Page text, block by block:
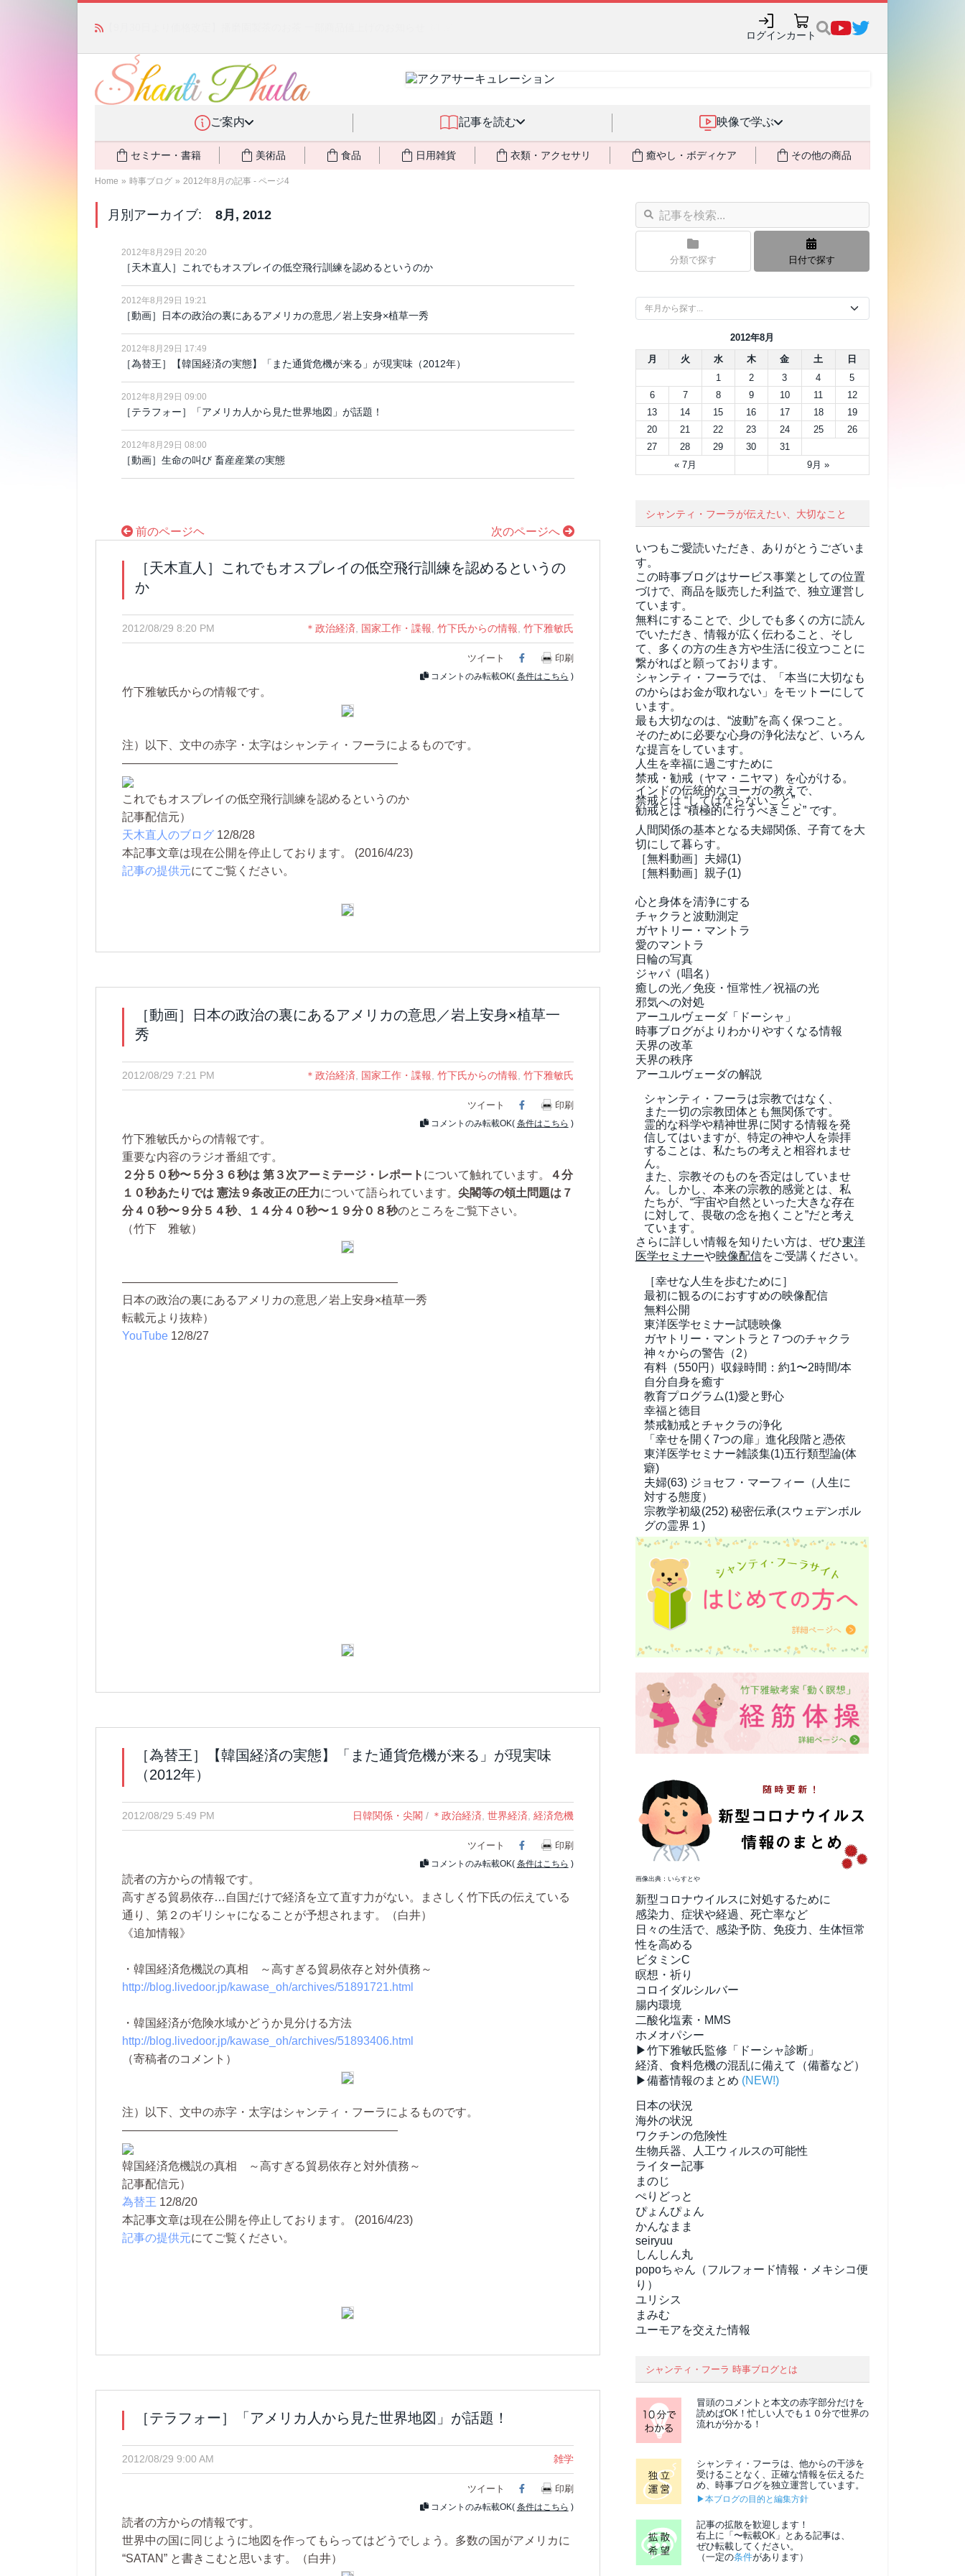
ログインカート
ご案内 記事を読む 映像で学ぶ
セミナー・書籍 美術品 食品 日用雑貨 衣類・アクセサリ 癒やし・ボディケア その他の商品
Home » 時事ブログ » 2012年8月の記事 - ページ4
月別アーカイブ: 8月, 2012
2012年8月29日 20:20
［天木直人］これでもオスプレイの低空飛行訓練を認めるというのか
2012年8月29日 19:21
［動画］日本の政治の裏にあるアメリカの意思／岩上安身×植草一秀
2012年8月29日 17:49
［為替王］【韓国経済の実態】「また通貨危機が来る」が現実味（2012年）
2012年8月29日 09:00
［テラフォー］「アメリカ人から見た世界地図」が話題！
2012年8月29日 08:00
［動画］生命の叫び 畜産産業の実態
前のページヘ 次のページへ
［天木直人］これでもオスプレイの低空飛行訓練を認めるというの
か
2012/08/29 8:20 PM ＊政治経済 国家工作・諜報 竹下氏からの情報 竹下雅敏氏
ツイート Facebook
印刷
コメントのみ転載OK( 条件はこちら )
竹下雅敏氏からの情報です。
注）以下、文中の赤字・太字はシャンティ・フーラによるものです。
————————————————————————
これでもオスプレイの低空飛行訓練を認めるというのか
記事配信元）
天木直人のブログ 12/8/28
本記事文章は現在公開を停止しております。 (2016/4/23)
記事の提供元にてご覧ください。
［動画］日本の政治の裏にあるアメリカの意思／岩上安身×植草一
秀
2012/08/29 7:21 PM ＊政治経済 国家工作・諜報 竹下氏からの情報 竹下雅敏氏
ツイート Facebook
印刷
コメントのみ転載OK( 条件はこちら )
竹下雅敏氏からの情報です。
重要な内容のラジオ番組です。
２分５０秒〜５分３６秒は 第３次アーミテージ・レポート について触れています。
４分
１０秒あたりでは 憲法９条改正の圧力について語られています。 尖閣等の領土問題は７
分４０秒〜９分５４秒、１４分４０秒〜１９分０８秒のところをご覧下さい。
（竹下 雅敏）
————————————————————————
日本の政治の裏にあるアメリカの意思／岩上安身×植草一秀
転載元より抜粋）
YouTube 12/8/27
［為替王］【韓国経済の実態】「また通貨危機が来る」が現実味
（2012年）
2012/08/29 5:49 PM 日韓関係・尖閣 / ＊政治経済, 世界経済, 経済危機
ツイート Facebook
印刷
コメントのみ転載OK( 条件はこちら )
読者の方からの情報です。
高すぎる貿易依存…自国だけで経済を立て直す力がない。まさしく竹下氏の伝えている
通り、第２のギリシャになることが予想されます。（白井）
《追加情報》
・韓国経済危機説の真相 ～高すぎる貿易依存と対外債務～
http://blog.livedoor.jp/kawase_oh/archives/51891721.html
・韓国経済が危険水域かどうか見分ける方法
http://blog.livedoor.jp/kawase_oh/archives/51893406.html
（寄稿者のコメント）
注）以下、文中の赤字・太字はシャンティ・フーラによるものです。
————————————————————————
韓国経済危機説の真相 ～高すぎる貿易依存と対外債務～
記事配信元）
為替王 12/8/20
本記事文章は現在公開を停止しております。 (2016/4/23)
記事の提供元にてご覧ください。
［テラフォー］「アメリカ人から見た世界地図」が話題！
2012/08/29 9:00 AM 雑学
ツイート Facebook
印刷
コメントのみ転載OK( 条件はこちら )
読者の方からの情報です。
世界中の国に同じように地図を作ってもらってはどうでしょう。多数の国がアメリカに
“SATAN” と書きこむと思います。（白井）
分類で探す 日付で探す
2012年8月
月
火 水 木 金 土 日
« 7月 9月 »
1 2 3 4
5
6
7 8 9 10 11
12
13
14 15 16 17 18
19
20
21 22 23 24 25
26
27
28 29 30 31
シャンティ・フーラが伝えたい、大切なこと
いつもご愛読いただき、ありがとうございま
す。
この時事ブログはサービス事業としての位置
づけで、商品を販売した利益で、独立運営し
ています。
無料にすることで、少しでも多くの方に読ん
でいただき、情報が広く伝わること、そし
て、 多くの方の生き方や生活に役立つことに
繋がればと願っております。
シャンティ・フーラでは、「本当に大切なも
のからはお金が取れない」をモットーにして
います。
最も大切なのは、“波動”を高く保つこと。
そのために必要な心身の浄化法など、いろん
な提言をしています。
人生を幸福に過ごすために
禁戒・勧戒（ヤマ・ニヤマ）を心がける。
インドの伝統的なヨーガの教えで、
禁戒とは “してはならないこと” 、
勧戒とは “積極的に行うべきこと” です。
人間関係の基本となる夫婦関係、子育てを大
切にして暮らす。
［無料動画］夫婦(1)
［無料動画］親子(1)
心と身体を清浄にする
チャクラと波動測定
ガヤトリー・マントラ
愛のマントラ
日輪の写真
ジャパ（唱名）
癒しの光／免疫・恒常性／祝福の光
邪気への対処
アーユルヴェーダ「ドーシャ」
時事ブログがよりわかりやすくなる情報
天界の改革
天界の秩序
アーユルヴェーダの解説
シャンティ・フーラは宗教ではなく、
また一切の宗教団体とも無関係です。
霊的な科学や精神世界に関する情報を発
信してはいますが、特定の神や人を崇拝
することは、私たちの考えと相容れませ
ん。
また、宗教そのものを否定はしていませ
ん。しかし、本来の宗教的感覚とは、私
たちが、“宇宙や自然といった大きな存在
に対して、畏敬の念を抱くこと”だと考え
ています。
さらに詳しい情報を知りたい方は、ぜひ東洋
医学セミナーや映像配信をご受講ください。
［幸せな人生を歩むために］
最初に観るのにおすすめの映像配信
無料公開
東洋医学セミナー試聴映像
ガヤトリー・マントラと７つのチャクラ
神々からの警告（2）
有料（550円） 収録時間：約1〜2時間/本
自分自身を癒す
教育プログラム(1)愛と野心
幸福と徳目
禁戒勧戒とチャクラの浄化
「幸せを開く7つの扉」進化段階と憑依
東洋医学セミナー雑談集(1)五行類型論(体
癖)
夫婦(63) ジョセフ・マーフィー（人生に
対する態度）
宗教学初級(252) 秘密伝承(スウェデンボル
グの霊界１)
画像出典：いらすとや
新型コロナウイルスに対処するために
感染力、症状や経過、死亡率など
日々の生活で、感染予防、免疫力、生体恒常
性を高める
ビタミンC
瞑想・祈り
コロイダルシルバー
腸内環境
二酸化塩素・MMS
ホメオパシー
▶竹下雅敏氏監修「ドーシャ診断」
経済、食料危機の混乱に備えて（備蓄など）
▶備蓄情報のまとめ (NEW!)
日本の状況
海外の状況
ワクチンの危険性
生物兵器、人工ウィルスの可能性
ライター記事
まのじ
ぺりどっと
ぴょんぴょん
かんなまま
seiryuu
しんしん丸
popoちゃん（フルフォード情報・メキシコ便
り）
ユリシス
まみむ
ユーモアを交えた情報
シャンティ・フーラ 時事ブログとは
冒頭のコメントと本文の赤字部分だけを
読めばOK！忙しい人でも１０分で世界の
流れが分かる！
シャンティ・フーラは、他からの干渉を
受けることなく、正確な情報を伝えるた
め、時事ブログを独立運営しています。
▶本ブログの目的と編集方針
記事の拡散を歓迎します！
右上に「〜転載OK」とある記事は、
ぜひ転載してください。
（一定の条件があります）